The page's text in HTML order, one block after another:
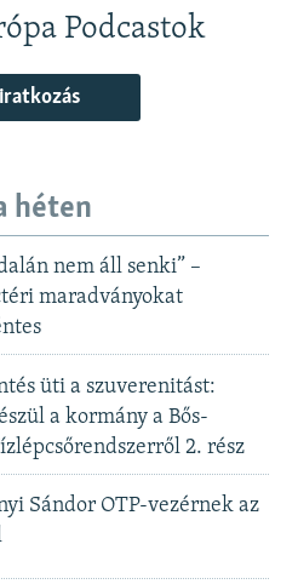
Podcastok
héten
nem áll senki” –
maradványokat
üti a szuverenitást:
a kormány a Bős-
2. rész
Sándor OTP-vezérnek az